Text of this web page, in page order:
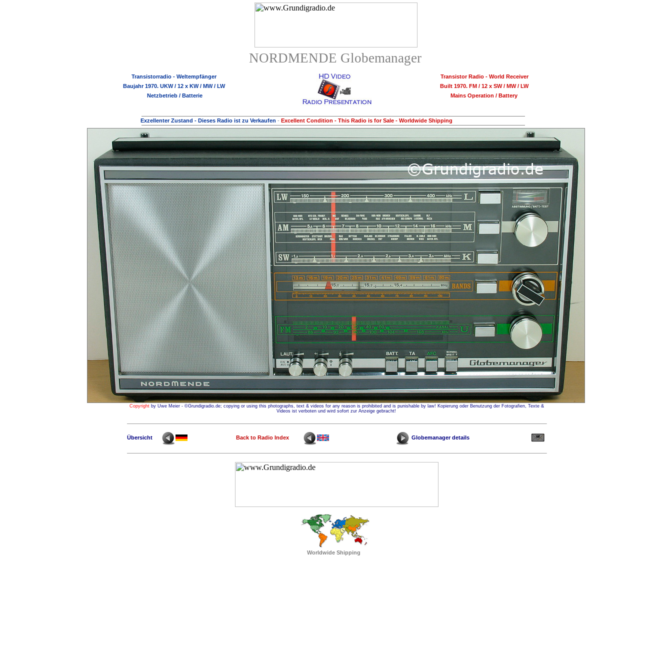
NORDMENDE Globemanager
Transistorradio - Weltempfänger
Baujahr 1970. UKW / 12 x KW / MW / LW
Netzbetrieb / Batterie
Transistor Radio - World Receiver
Built 1970. FM / 12 x SW / MW / LW
Mains Operation / Battery
Exzellenter Zustand - Dieses Radio ist zu Verkaufen - Excellent Condition - This Radio is for Sale - Worldwide Shipping
Copyright by Uwe Meier - ©Grundigradio.de; copying or using this photographs, text & videos for any reason is prohibited and is punishable by law! Kopierung oder Benutzung der Fotografien, Texte &
Videos ist verboten und wird sofort zur Anzeige gebracht!
Übersicht Back to Radio Index Globemanager details
Worldwide Shipping